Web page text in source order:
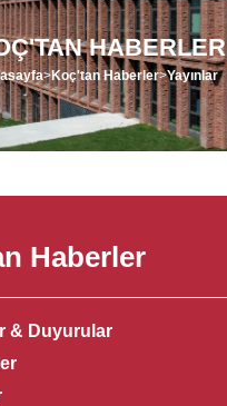
HABERLER
>Koç'tan Haberler>Yayınlar
Haberler
& Duyurular